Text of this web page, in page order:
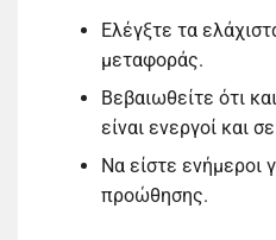
Ελέγξτε τα
μεταφοράς.
Βεβαιωθείτε ότι
είναι ενεργοί και
Να είστε ενήμεροι
προώθησης.